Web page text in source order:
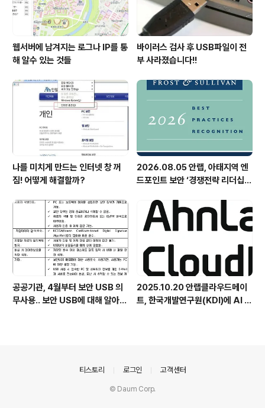
웹서버에 남겨지는 로그나 IP를 통
해 알수 있는 것들
바이러스 검사 후 USB파일이 전
부 사라졌습니다!!
나를 미치게 만드는 인터넷 창 꺼
짐! 어떻게 해결할까?
2026.08.05 안랩, 아태지역 엔
드포인트 보안 ‘경쟁전략 리더십’
공공기관, 4월부터 보안 USB 의
무사용.. 보안 USB에 대해 알아봅
2025.10.20 안랩클라우드메이
트, 한국개발연구원(KDI)에 AI 어
티스토리 로그인 고객센터
© Daum Corp.